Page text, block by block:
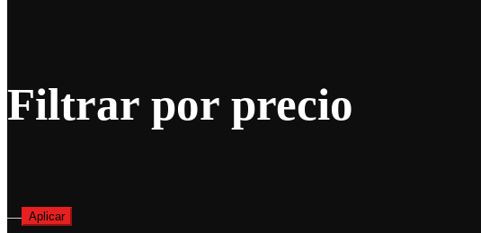
Filtrar por precio
— Aplicar